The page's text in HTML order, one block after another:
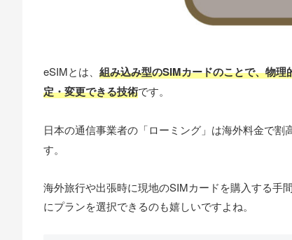
eSIMとは、 組み込み型のSIMカードのことで、物
定・変更できる技術です。
日本の通信事業者の「ローミング」は海外料金で割
す。
海外旅行や出張時に現地のSIMカードを購入する手
にプランを選択できるのも嬉しいですよね。